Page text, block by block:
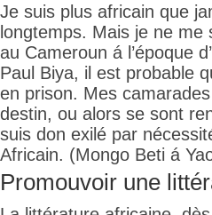
Je suis plus africain que
longtemps. Mais je ne me
au Cameroun á l’époque
Paul Biya, il est probable
en prison. Mes
destin, ou alors se sont
suis don exilé par
Africain. (Mongo Beti á
Promouvoir une